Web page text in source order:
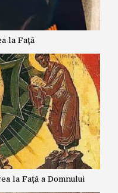
la Față
la Față a Domnului